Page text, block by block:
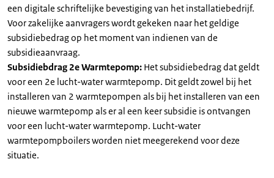
een digitale schriftelijke bevestiging van het installatiebedrijf.
Voor zakelijke aanvragers wordt gekeken naar het geldige
subsidiebedrag op het moment van indienen van de
subsidieaanvraag.
Subsidiebdrag 2e Warmtepomp: Het subsidiebedrag dat geldt
voor een 2e lucht-water warmtepomp. Dit geldt zowel bij het
installeren van 2 warmtepompen als bij het installeren van een
nieuwe warmtepomp als er al een keer subsidie is ontvangen
voor een lucht-water warmtepomp. Lucht-water
warmtepompboilers worden niet meegerekend voor deze
situatie.